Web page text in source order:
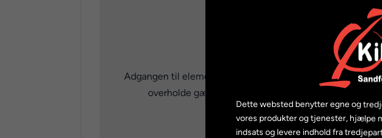
Adgangen til elementet er blevet begrænset, da du ikke
overholde gældende databeskyttelseslovgivning.
Dette websted benytter egne og
vores produkter og tjenester, hjælpe
indsats og levere indhold fra